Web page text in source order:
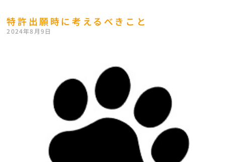
特許出願時に考えるべきこと
2024年8月9日